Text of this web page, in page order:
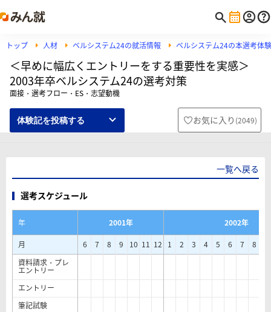
トップ 人材 ベルシステム24の就活情報 ベルシステム24の本選考体
＜早めに幅広くエントリーをする重要性を実感＞
2003年卒ベルシステム24の選考対策
面接・選考フロー・ES・志望動機
体験記を投稿する お気に入り (2049)
一覧へ戻る
選考スケジュール
年 2001年
2002年
月
6 7 8 9 10 11 12 1 2 3 4 5 6 7 8
資料請求・プレ
エントリー
エントリー
筆記試験